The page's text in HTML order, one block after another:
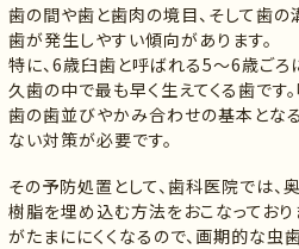
歯の間や歯と歯肉の境目、そして歯の
歯が発生しやすい傾向があります。
特に、6歳臼歯と呼ばれる5～6歳ごろ
久歯の中で最も早く生えてくる歯です
歯の歯並びやかみ合わせの基本とな
ない対策が必要です。
その予防処置として、歯科医院では、
樹脂を埋め込む方法をおこなっており
がたまににくくなるので、画期的な虫